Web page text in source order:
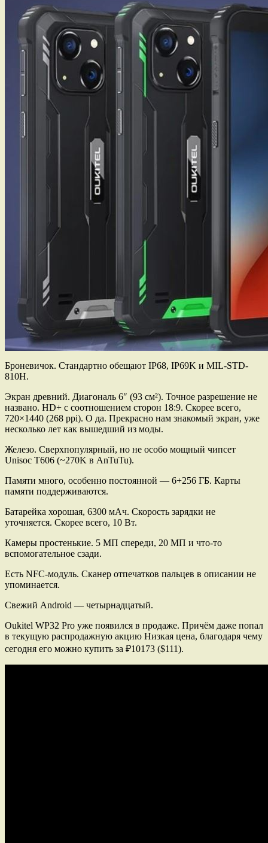
Броневичок. Стандартно обещают IP68, IP69K и MIL-STD-
810H.
Экран древний. Диагональ 6″ (93 см²). Точное разрешение не
названо. HD+ с соотношением сторон 18:9. Скорее всего,
720×1440 (268 ppi). О да. Прекрасно нам знакомый экран, уже
несколько лет как вышедший из моды.
Железо. Сверхпопулярный, но не особо мощный чипсет
Unisoc T606 (~270K в AnTuTu).
Памяти много, особенно постоянной — 6+256 ГБ. Карты
памяти поддерживаются.
Батарейка хорошая, 6300 мАч. Скорость зарядки не
уточняется. Скорее всего, 10 Вт.
Камеры простенькие. 5 МП спереди, 20 МП и что-то
вспомогательное сзади.
Есть NFC-модуль. Сканер отпечатков пальцев в описании не
упоминается.
Свежий Android — четырнадцатый.
Oukitel WP32 Pro уже появился в продаже. Причём даже попал
в текущую распродажную акцию Низкая цена, благодаря чему
сегодня его можно купить за ₽10173 ($111).